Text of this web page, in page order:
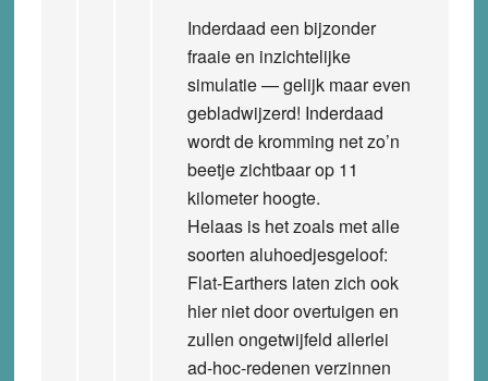
Inderdaad een bijzonder
fraaie en inzichtelijke
simulatie — gelijk maar even
gebladwijzerd! Inderdaad
wordt de kromming net zo’n
beetje zichtbaar op 11
kilometer hoogte.
Helaas is het zoals met alle
soorten aluhoedjesgeloof:
Flat-Earthers laten zich ook
hier niet door overtuigen en
zullen ongetwijfeld allerlei
ad-hoc-redenen verzinnen